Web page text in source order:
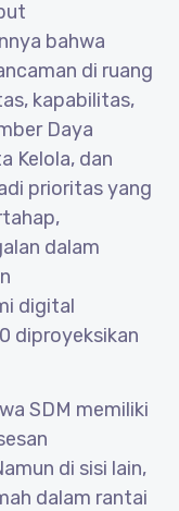
bahwa
di ruang
kapabilitas,
Daya
Kelola, dan
prioritas yang
dalam
digital
diproyeksikan
SDM memiliki
di sisi lain,
dalam rantai